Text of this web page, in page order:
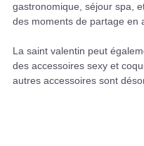
gastronomique, séjour spa,
des moments de partage en
La saint valentin peut
des accessoires sexy et
autres accessoires sont